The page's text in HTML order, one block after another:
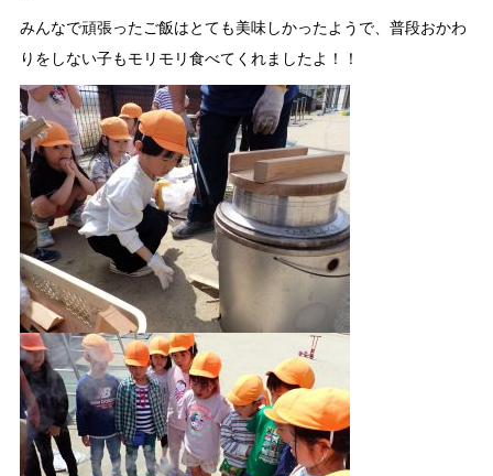
みんなで頑張ったご飯はとても美味しかったようで、普段おかわ
りをしない子もモリモリ食べてくれましたよ！！